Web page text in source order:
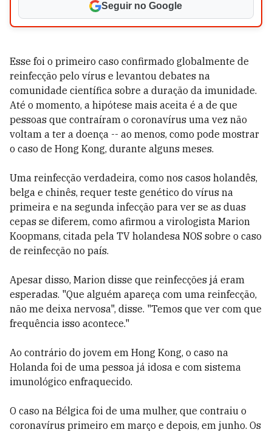
Seguir no Google
Esse foi o primeiro caso confirmado globalmente de
reinfecção pelo vírus e levantou debates na
comunidade científica sobre a duração da imunidade.
Até o momento, a hipótese mais aceita é a de que
pessoas que contraíram o coronavírus uma vez não
voltam a ter a doença -- ao menos, como pode mostrar
o caso de Hong Kong, durante alguns meses.
Uma reinfecção verdadeira, como nos casos holandês,
belga e chinês, requer teste genético do vírus na
primeira e na segunda infecção para ver se as duas
cepas se diferem, como afirmou a virologista Marion
Koopmans, citada pela TV holandesa NOS sobre o caso
de reinfecção no país.
Apesar disso, Marion disse que reinfecções já eram
esperadas. "Que alguém apareça com uma reinfecção,
não me deixa nervosa", disse. "Temos que ver com que
frequência isso acontece."
Ao contrário do jovem em Hong Kong, o caso na
Holanda foi de uma pessoa já idosa e com sistema
imunológico enfraquecido.
O caso na Bélgica foi de uma mulher, que contraiu o
coronavírus primeiro em março e depois, em junho. Os